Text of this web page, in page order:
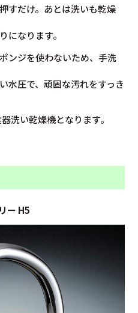
すだけ。あとは洗いも乾燥
になります。
ンジを使わないため、手洗
水圧で、頑固な汚れをすっき
洗い乾燥機となります。
ー H5